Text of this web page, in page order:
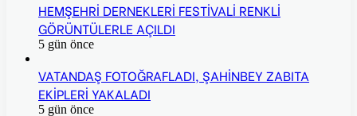
HEMŞEHRİ DERNEKLERİ FESTİVALİ RENKLİ
GÖRÜNTÜLERLE AÇILDI
5 gün önce
VATANDAŞ FOTOĞRAFLADI, ŞAHİNBEY ZABITA
EKİPLERİ YAKALADI
5 gün önce